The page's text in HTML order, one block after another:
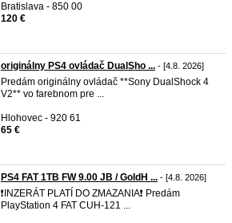
Bratislava - 850 00
120 €
originálny PS4 ovládač DualSho ... - [4.8. 2026]
Predám originálny ovládač **Sony DualShock 4
V2** vo farebnom pre ...
Hlohovec - 920 61
65 €
PS4 FAT 1TB FW 9.00 JB / GoldH ... - [4.8. 2026]
❗️INZERÁT PLATÍ DO ZMAZANIA❗️ Predám
PlayStation 4 FAT CUH-121 ...